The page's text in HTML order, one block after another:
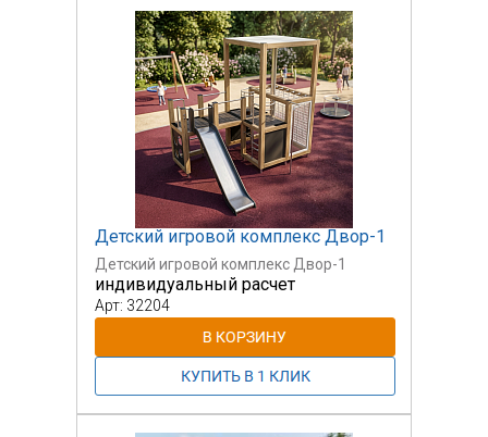
Детский игровой комплекс Двор-1
Детский игровой комплекс Двор-1
индивидуальный расчет
Арт: 32204